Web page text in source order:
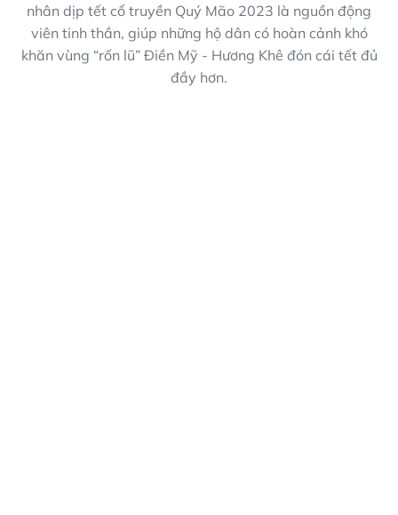
nhân dịp tết cổ truyền Quý Mão 2023 là nguồn động
viên tinh thần, giúp những hộ dân có hoàn cảnh khó
khăn vùng “rốn lũ” Điền Mỹ - Hương Khê đón cái tết đủ
đầy hơn.